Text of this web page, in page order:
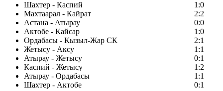
Шахтер - Каспий
1:0
Махтаарал - Кайрат
2:2
Астана - Атырау
0:0
Актобе - Кайсар
1:0
Ордабасы - Кызыл-Жар СК
2:1
Жетысу - Аксу
1:1
Атырау - Жетысу
0:1
Каспий - Жетысу
1:2
Атырау - Ордабасы
1:1
Шахтер - Актобе
0:1